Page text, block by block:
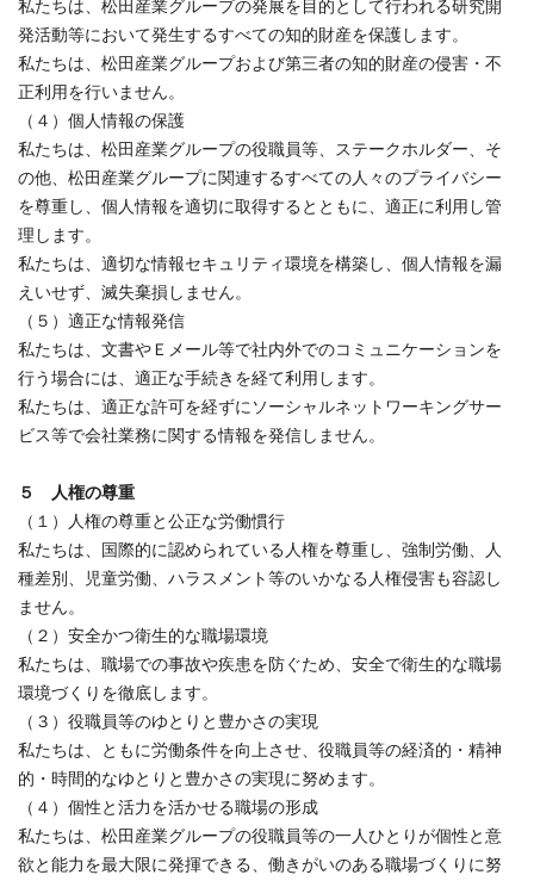
私たちは、松田産業グループの発展を目的として行われる研究開
発活動等において発生するすべての知的財産を保護します。
私たちは、松田産業グループおよび第三者の知的財産の侵害・不
正利用を行いません。
（４）個人情報の保護
私たちは、松田産業グループの役職員等、ステークホルダー、そ
の他、松田産業グループに関連するすべての人々のプライバシー
を尊重し、個人情報を適切に取得するとともに、適正に利用し管
理します。
私たちは、適切な情報セキュリティ環境を構築し、個人情報を漏
えいせず、滅失棄損しません。
（５）適正な情報発信
私たちは、文書やＥメール等で社内外でのコミュニケーションを
行う場合には、適正な手続きを経て利用します。
私たちは、適正な許可を経ずにソーシャルネットワーキングサー
ビス等で会社業務に関する情報を発信しません。
５ 人権の尊重
（１）人権の尊重と公正な労働慣行
私たちは、国際的に認められている人権を尊重し、強制労働、人
種差別、児童労働、ハラスメント等のいかなる人権侵害も容認し
ません。
（２）安全かつ衛生的な職場環境
私たちは、職場での事故や疾患を防ぐため、安全で衛生的な職場
環境づくりを徹底します。
（３）役職員等のゆとりと豊かさの実現
私たちは、ともに労働条件を向上させ、役職員等の経済的・精神
的・時間的なゆとりと豊かさの実現に努めます。
（４）個性と活力を活かせる職場の形成
私たちは、松田産業グループの役職員等の一人ひとりが個性と意
欲と能力を最大限に発揮できる、働きがいのある職場づくりに努